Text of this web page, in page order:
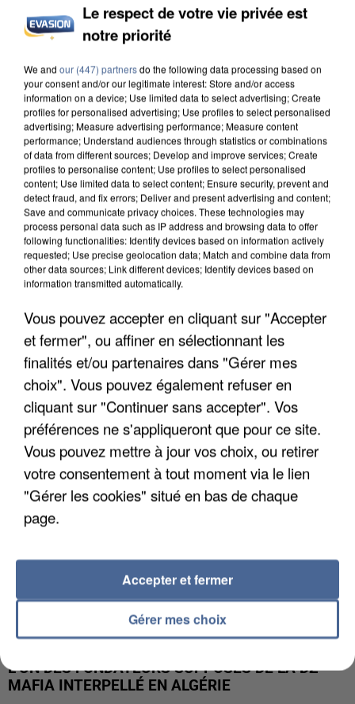
DE SOLIDARITÉ AVEC LES...
APRÈS TOUTES CES CANICULES, LES REFUGES
DE FAUNE SAUVAGE SONT...
L’UN DES FONDATEURS SUPPOSÉS DE LA DZ
MAFIA INTERPELLÉ EN ALGÉRIE
Le respect de votre vie privée est
notre priorité
We and our (447) partnersdo the following data processing based on
your consent and/or our legitimate interest: Store and/or access
information on a device; Use limited data to select advertising; Create
profiles for personalised advertising; Use profiles to select personalised
advertising; Measure advertising performance; Measure content
performance; Understand audiences through statistics or combinations
of data from different sources; Develop and improve services; Create
profiles to personalise content; Use profiles to select personalised
content; Use limited data to select content; Ensure security, prevent and
detect fraud, and fix errors; Deliver and present advertising and content;
Save and communicate privacy choices. These technologies may
process personal data such as IP address and browsing data to offer
following functionalities: Identify devices based on information actively
requested; Use precise geolocation data; Match and combine data from
other data sources; Link different devices; Identify devices based on
information transmitted automatically.
Vous pouvez accepter en cliquant sur "Accepter
et fermer", ou affiner en sélectionnant les
finalités et/ou partenaires dans "Gérer mes
choix". Vous pouvez également refuser en
cliquant sur "Continuer sans accepter". Vos
préférences ne s'appliqueront que pour ce site.
Vous pouvez mettre à jour vos choix, ou retirer
votre consentement à tout moment via le lien
"Gérer les cookies" situé en bas de chaque
page.
Gérer mes choix
Accepter et fermer